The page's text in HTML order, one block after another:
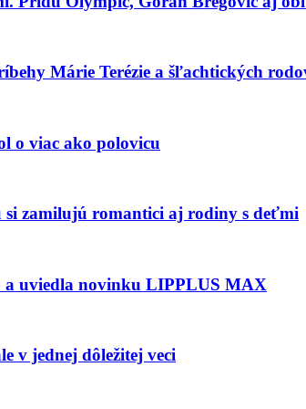
Márie Terézie a šľachtických
o viac ako polovicu
si zamilujú romantici aj rodiny s deťmi
a uviedla novinku LIPPLUS MAX
v jednej dôležitej veci